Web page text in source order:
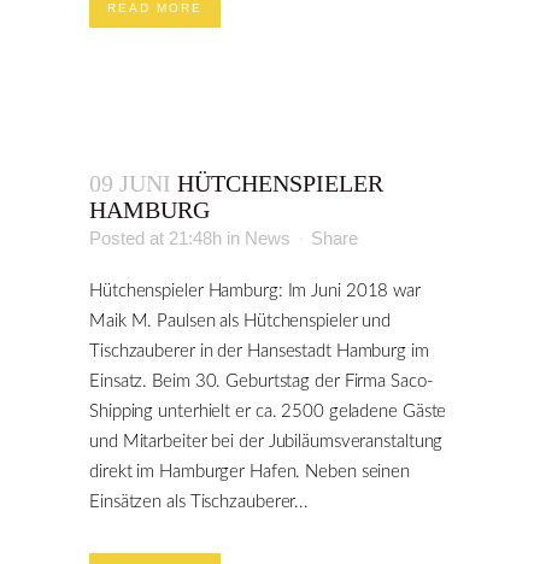
READ MORE
09 JUNI HÜTCHENSPIELER
HAMBURG
Posted at 21:48h in News Share
Hütchenspieler Hamburg: Im Juni 2018 war
Maik M. Paulsen als Hütchenspieler und
Tischzauberer in der Hansestadt Hamburg im
Einsatz. Beim 30. Geburtstag der Firma Saco-
Shipping unterhielt er ca. 2500 geladene Gäste
und Mitarbeiter bei der Jubiläumsveranstaltung
direkt im Hamburger Hafen. Neben seinen
Einsätzen als Tischzauberer...